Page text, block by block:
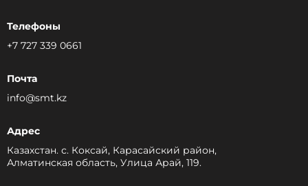
Телефоны
+7 727 339 0661
Почта
info@smt.kz
Адрес
Казахстан. с. Коксай, Карасайский район,
Алматинская область, Улица Арай, 119.